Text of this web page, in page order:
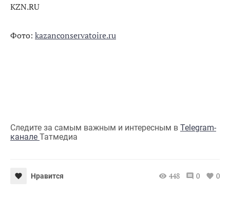
KZN.RU
Фото: kazanconservatoire.ru
Следите за самым важным и интересным в Telegram-
канале Татмедиа
Нравится 448 0 0